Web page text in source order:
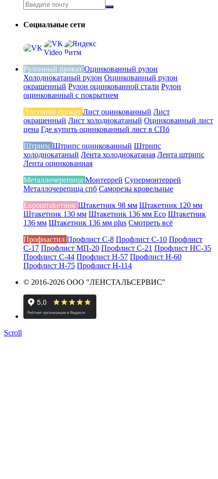
Социальные сети
Рулонный прокат Оцинкованный рулон
Холоднокатаный рулон Оцинкованный рулон
окрашенный Рулон оцинкованной стали Рулон
оцинкованный с покрытием
Листовой прокат Лист оцинкованный Лист
окрашенный Лист холоднокатаный Оцинкованный лист
цена Где купить оцинкованный лист в СПб
Штрипс Штрипс оцинкованный Штрипс
холоднокатаный Лента холоднокатаная Лента штрипс
Лента оцинкованная
Металлочерепица Монтеррей Супермонтеррей
Металлочерепица спб Саморезы кровельные
Евроштакетник Штакетник 98 мм Штакетник 120 мм
Штакетник 130 мм Штакетник 136 мм Eco Штакетник
136 мм Штакетник 136 мм plus Смотреть всё
Профнастил Профлист С-8 Профлист С-10 Профлист
С-17 Профлист МП-20 Профлист С-21 Профлист НС-35
Профлист С-44 Профлист Н-57 Профлист Н-60
Профлист Н-75 Профлист Н-114
© 2016-2026 ООО "ЛЕНСТАЛЬСЕРВИС"
Scroll